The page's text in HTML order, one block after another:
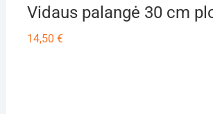
Vidaus palangė 30 cm
14,50 €